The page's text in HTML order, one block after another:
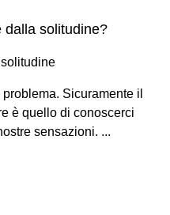
dalla solitudine?
Sicuramente il
è quello di conoscerci
sensazioni. ...